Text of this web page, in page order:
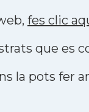
fes clic
que es
la pots fer